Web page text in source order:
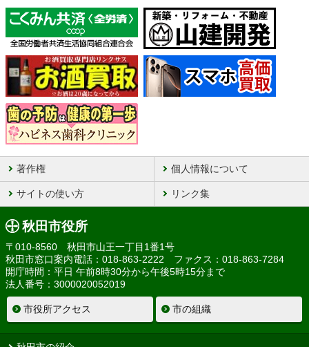
著作権 個人情報について
サイトの使い方 リンク集
秋田市役所
〒010-8560 秋田市山王一丁目1番1号
秋田市窓口案内電話：018-863-2222 ファクス：018-863-7284
開庁時間：平日 午前8時30分から午後5時15分まで
法人番号：3000020052019
市役所アクセス 市の組織